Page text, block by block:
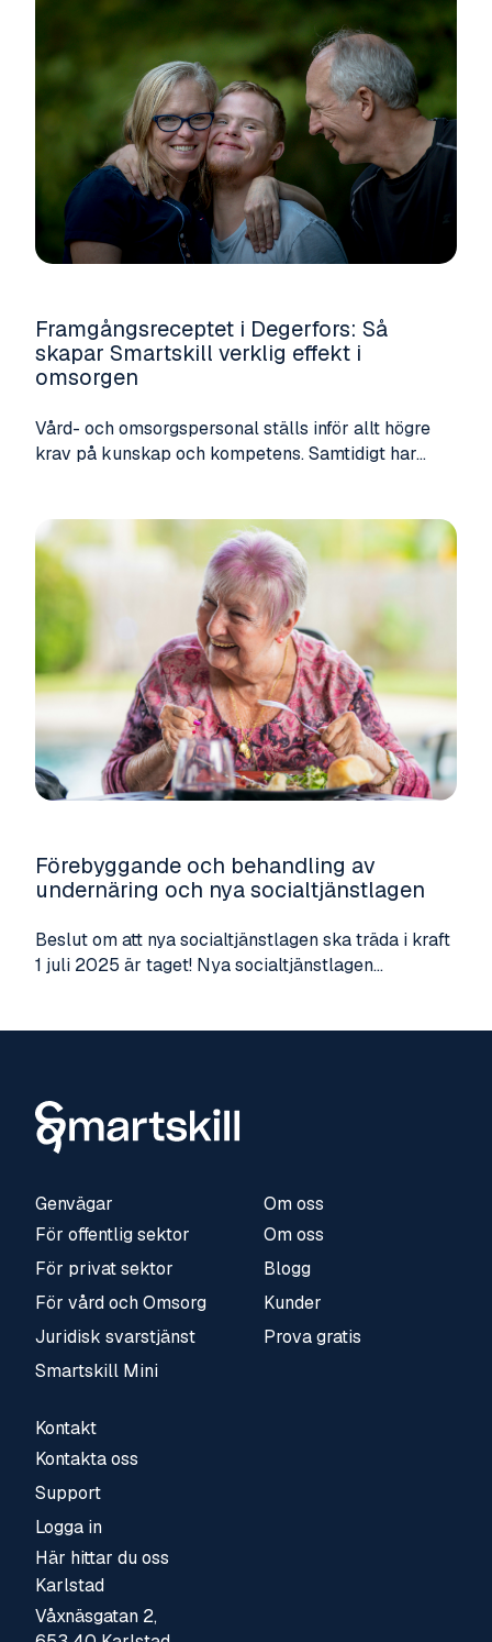
Framgångsreceptet i Degerfors: Så
skapar Smartskill verklig effekt i
omsorgen
Vård- och omsorgspersonal ställs inför allt högre
krav på kunskap och kompetens. Samtidigt har...
Förebyggande och behandling av
undernäring och nya socialtjänstlagen
Beslut om att nya socialtjänstlagen ska träda i kraft
1 juli 2025 är taget! Nya socialtjänstlagen...
Genvägar
För offentlig sektor
För privat sektor
För vård och Omsorg
Juridisk svarstjänst
Smartskill Mini
Om oss
Om oss
Blogg
Kunder
Prova gratis
Kontakt
Kontakta oss
Support
Logga in
Här hittar du oss
Karlstad
Våxnäsgatan 2,